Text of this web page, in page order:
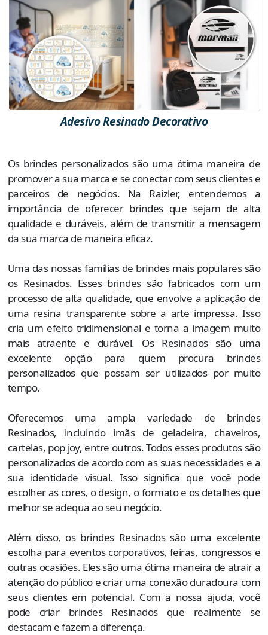
Adesivo Resinado Decorativo
Os brindes personalizados são uma ótima maneira de
promover a sua marca e se conectar com seus clientes e
parceiros de negócios. Na Raizler, entendemos a
importância de oferecer brindes que sejam de alta
qualidade e duráveis, além de transmitir a mensagem
da sua marca de maneira eficaz.
Uma das nossas famílias de brindes mais populares são
os Resinados. Esses brindes são fabricados com um
processo de alta qualidade, que envolve a aplicação de
uma resina transparente sobre a arte impressa. Isso
cria um efeito tridimensional e torna a imagem muito
mais atraente e durável. Os Resinados são uma
excelente opção para quem procura brindes
personalizados que possam ser utilizados por muito
tempo.
Oferecemos uma ampla variedade de brindes
Resinados, incluindo imãs de geladeira, chaveiros,
cartelas, pop joy, entre outros. Todos esses produtos são
personalizados de acordo com as suas necessidades e a
sua identidade visual. Isso significa que você pode
escolher as cores, o design, o formato e os detalhes que
melhor se adequa ao seu negócio.
Além disso, os brindes Resinados são uma excelente
escolha para eventos corporativos, feiras, congressos e
outras ocasiões. Eles são uma ótima maneira de atrair a
atenção do público e criar uma conexão duradoura com
seus clientes em potencial. Com a nossa ajuda, você
pode criar brindes Resinados que realmente se
destacam e fazem a diferença.